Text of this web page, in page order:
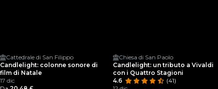
Cattedrale di San Filippo
Candlelight: colonne sonore di
film di Natale
17 dic
Chiesa di San Paolo
Candlelight: un tributo a Vivaldi
con i Quattro Stagioni
4.6
(41)